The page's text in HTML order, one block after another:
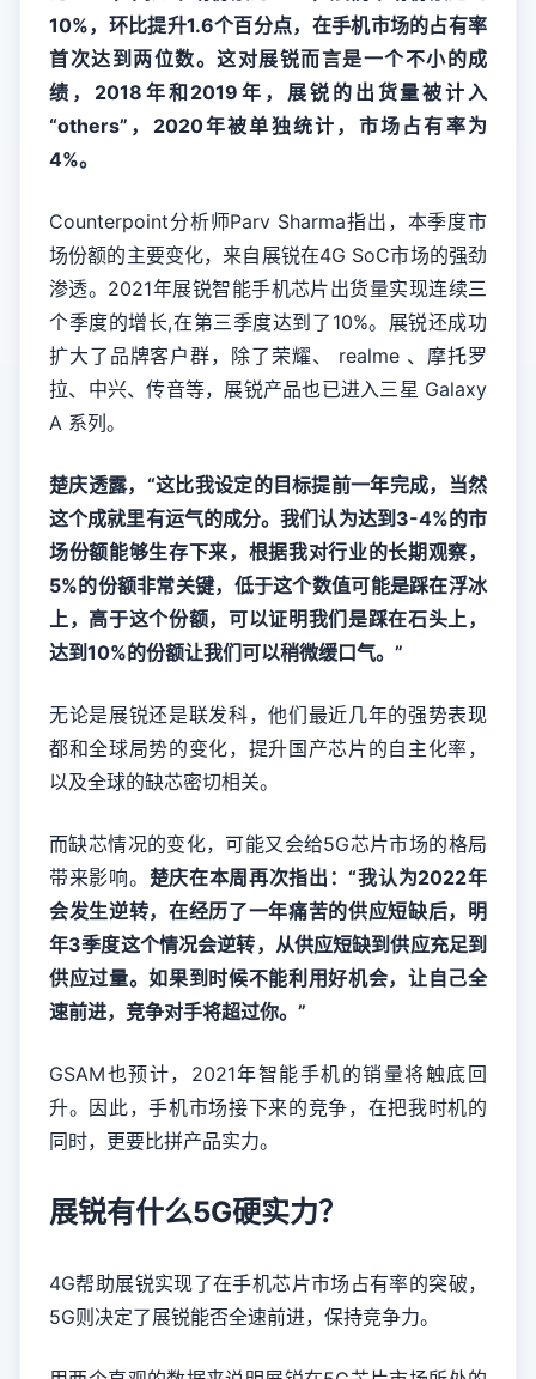
10%，环比提升1.6个百分点，在手机市场的占有率
首次达到两位数。这对展锐而言是一个不小的成
绩，2018年和2019年，展锐的出货量被计入
“others”，2020年被单独统计，市场占有率为
4%。
Counterpoint分析师Parv Sharma指出，本季度市
场份额的主要变化，来自展锐在4G SoC市场的强劲
渗透。2021年展锐智能手机芯片出货量实现连续三
个季度的增长,在第三季度达到了10%。展锐还成功
扩大了品牌客户群，除了荣耀、 realme 、摩托罗
拉、中兴、传音等，展锐产品也已进入三星 Galaxy
A 系列。
楚庆透露，“这比我设定的目标提前一年完成，当然
这个成就里有运气的成分。我们认为达到3-4%的市
场份额能够生存下来，根据我对行业的长期观察，
5%的份额非常关键，低于这个数值可能是踩在浮冰
上，高于这个份额，可以证明我们是踩在石头上，
达到10%的份额让我们可以稍微缓口气。”
无论是展锐还是联发科，他们最近几年的强势表现
都和全球局势的变化，提升国产芯片的自主化率，
以及全球的缺芯密切相关。
而缺芯情况的变化，可能又会给5G芯片市场的格局
带来影响。 楚庆在本周再次指出：“我认为2022年
会发生逆转，在经历了一年痛苦的供应短缺后，明
年3季度这个情况会逆转，从供应短缺到供应充足到
供应过量。如果到时候不能利用好机会，让自己全
速前进，竞争对手将超过你。”
GSAM也预计，2021年智能手机的销量将触底回
升。因此，手机市场接下来的竞争，在把我时机的
同时，更要比拼产品实力。
展锐有什么5G硬实力？
4G帮助展锐实现了在手机芯片市场占有率的突破，
5G则决定了展锐能否全速前进，保持竞争力。